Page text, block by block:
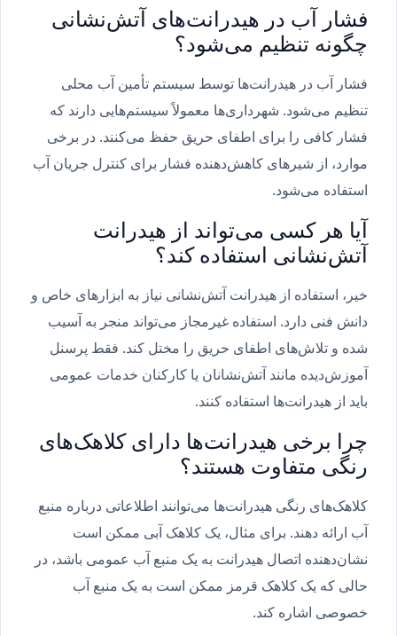
فشار آب در هیدرانت‌های آتش‌نشانی
چگونه تنظیم می‌شود؟
فشار آب در هیدرانت‌ها توسط سیستم تأمین آب محلی
تنظیم می‌شود. شهرداری‌ها معمولاً سیستم‌هایی دارند که
فشار کافی را برای اطفای حریق حفظ می‌کنند. در برخی
موارد، از شیرهای کاهش‌دهنده فشار برای کنترل جریان آب
استفاده می‌شود.
آیا هر کسی می‌تواند از هیدرانت
آتش‌نشانی استفاده کند؟
خیر، استفاده از هیدرانت آتش‌نشانی نیاز به ابزارهای خاص و
دانش فنی دارد. استفاده غیرمجاز می‌تواند منجر به آسیب
شده و تلاش‌های اطفای حریق را مختل کند. فقط پرسنل
آموزش‌دیده مانند آتش‌نشانان یا کارکنان خدمات عمومی
باید از هیدرانت‌ها استفاده کنند.
چرا برخی هیدرانت‌ها دارای کلاهک‌های
رنگی متفاوت هستند؟
کلاهک‌های رنگی هیدرانت‌ها می‌توانند اطلاعاتی درباره منبع
آب ارائه دهند. برای مثال، یک کلاهک آبی ممکن است
نشان‌دهنده اتصال هیدرانت به یک منبع آب عمومی باشد، در
حالی که یک کلاهک قرمز ممکن است به یک منبع آب
خصوصی اشاره کند.